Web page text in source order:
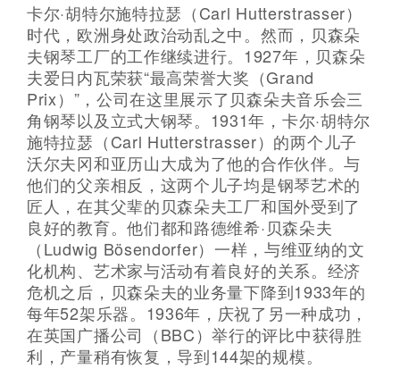
卡尔·胡特尔施特拉瑟（Carl Hutterstrasser）
时代，欧洲身处政治动乱之中。然而，贝森朵
夫钢琴工厂的工作继续进行。1927年，贝森朵
夫爱日内瓦荣获“最高荣誉大奖（Grand
Prix）”，公司在这里展示了贝森朵夫音乐会三
角钢琴以及立式大钢琴。1931年，卡尔·胡特尔
施特拉瑟（Carl Hutterstrasser）的两个儿子
沃尔夫冈和亚历山大成为了他的合作伙伴。与
他们的父亲相反，这两个儿子均是钢琴艺术的
匠人，在其父辈的贝森朵夫工厂和国外受到了
良好的教育。他们都和路德维希·贝森朵夫
（Ludwig Bösendorfer）一样，与维亚纳的文
化机构、艺术家与活动有着良好的关系。经济
危机之后，贝森朵夫的业务量下降到1933年的
每年52架乐器。1936年，庆祝了另一种成功，
在英国广播公司（BBC）举行的评比中获得胜
利，产量稍有恢复，导到144架的规模。